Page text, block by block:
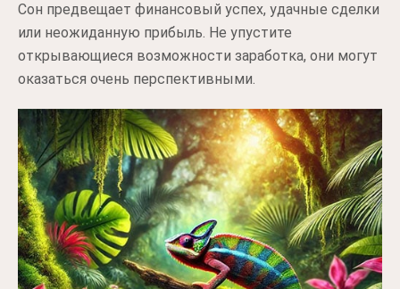
Сон предвещает финансовый успех, удачные сделки
или неожиданную прибыль. Не упустите
открывающиеся возможности заработка, они могут
оказаться очень перспективными.